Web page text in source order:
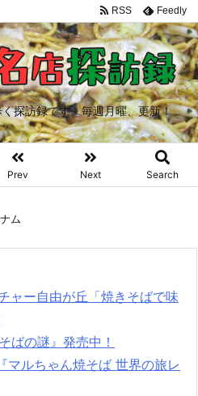
探訪録です。毎週月曜、更新！
Prev Next Search
RSS Feedly
ム
ャー自由が丘「焼きそばで味
ばの謎』発売中！
マルちゃん焼そば 世界の旅レ